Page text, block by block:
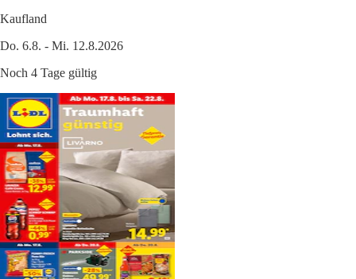
Kaufland
Do. 6.8. - Mi. 12.8.2026
Noch 4 Tage gültig